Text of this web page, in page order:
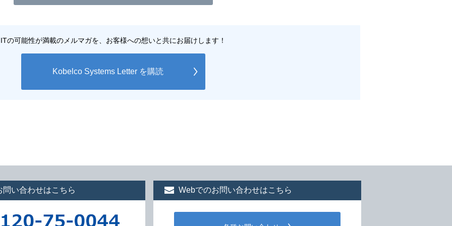
ITの可能性が満載のメルマガを、お客様への想いと共にお届けします！
Kobelco Systems Letter を購読
問い合わせはこちら Webでのお問い合わせはこちら